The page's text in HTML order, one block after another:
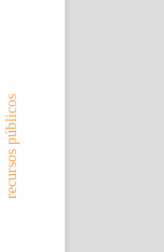
recursos públicos